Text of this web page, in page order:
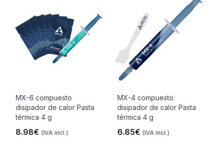
MX-6 compuesto
disipador de calor Pasta
térmica 4 g
8.98€ (IVA incl.)
MX-4 compuesto
disipador de calor Pasta
térmica 4 g
6.85€ (IVA incl.)